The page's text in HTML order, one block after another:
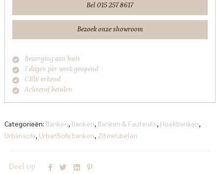
Bel 015 257 8617
Bezoek onze showroom
Bezorging aan huis
7 dagen per week geopend
CBW erkend
Achteraf betalen
Categorieën: Banken Banken Banken & Fauteuils Hoekbanken
Urbansofa UrbanSofa banken Zitmeubelen
Deel op